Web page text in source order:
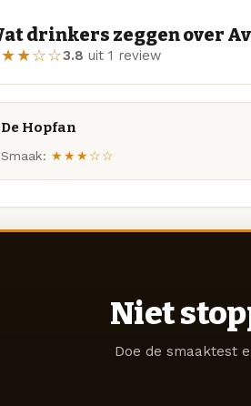
drinkers zeggen over
3.8 uit 1 review
De Hopfan
Smaak: ★★★☆☆
Niet
Doe de smaaktest